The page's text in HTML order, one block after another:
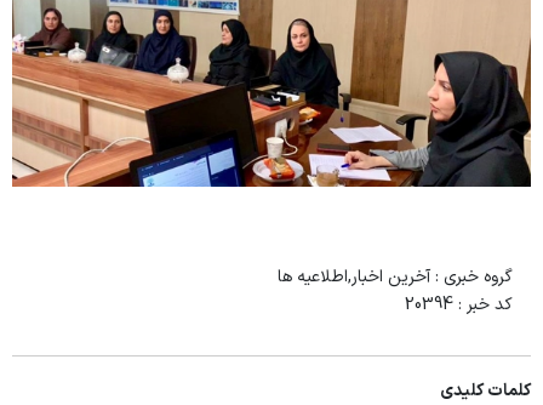
گروه خبری : آخرین اخبار,اطلاعیه ها
کد خبر : 20394
کلمات کلیدی